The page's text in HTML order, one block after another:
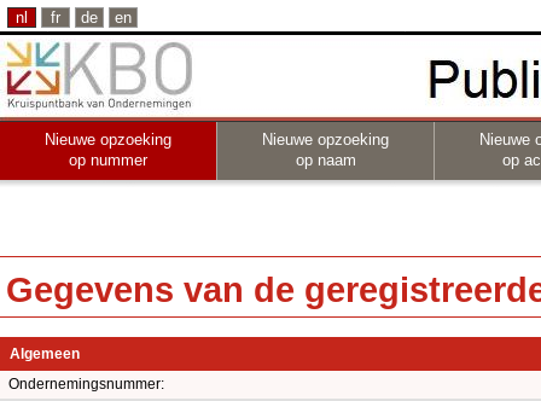
nl fr de en
Nieuwe opzoeking
op nummer
Nieuwe opzoeking
op naam
Nieuwe
op
Gegevens van de
Algemeen
Ondernemingsnummer: